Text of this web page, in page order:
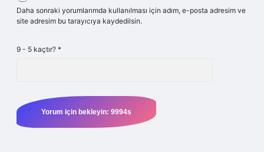
Daha sonraki yorumlarımda kullanılması için adım, e-posta adresim ve
site adresim bu tarayıcıya kaydedilsin.
9 - 5 kaçtır? *